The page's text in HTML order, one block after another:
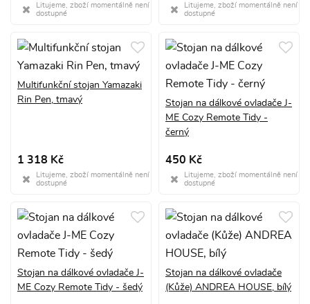
Litujeme, zboží momentálně není
dostupné
Litujeme, zboží momentálně není
dostupné
Multifunkční stojan Yamazaki
Rin Pen, tmavý
1 318 Kč
Litujeme, zboží momentálně není
dostupné
Stojan na dálkové ovladače J-
ME Cozy Remote Tidy -
černý
450 Kč
Litujeme, zboží momentálně není
dostupné
Stojan na dálkové ovladače J-
ME Cozy Remote Tidy - šedý
Stojan na dálkové ovladače
(Kůže) ANDREA HOUSE, bílý